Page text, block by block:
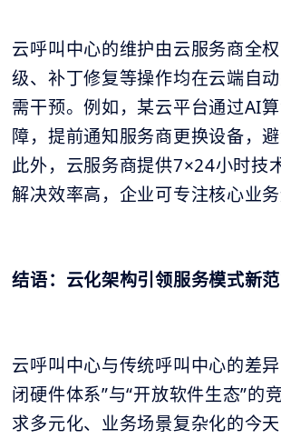
云呼叫中心的维护由云服务商全
级、补丁修复等操作均在云端自
需干预。例如，某云平台通过AI
障，提前通知服务商更换设备，避
此外，云服务商提供7×24小时技
解决效率高，企业可专注核心业务
结语：云化架构引领服务模式新
云呼叫中心与传统呼叫中心的差
闭硬件体系”与“开放软件生态”的
求多元化、业务场景复杂化的今